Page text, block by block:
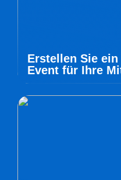
Erstellen Sie
Event für Ihre